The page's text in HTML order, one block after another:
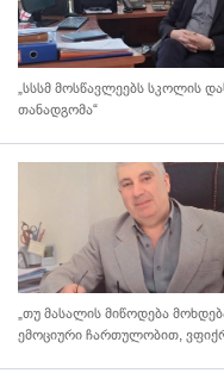
„სსსმ მოსწავლეებს სკოლის
თანადგომა“
„თუ მასალის მიწოდება
ემოციური ჩართულობით,